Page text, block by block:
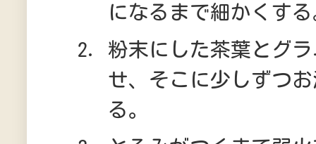
になるまで細かくす
粉末にした茶葉とグ
せ、そこに少しずつ
る。